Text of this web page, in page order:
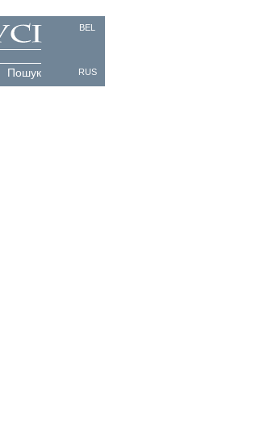
BEL
RUS
Пошук